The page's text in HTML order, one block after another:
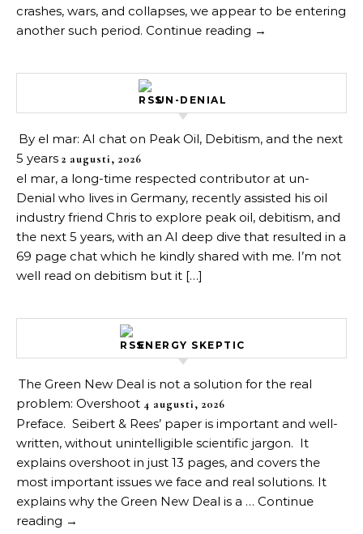
crashes, wars, and collapses, we appear to be entering
another such period. Continue reading →
UN-DENIAL
By el mar: AI chat on Peak Oil, Debitism, and the next
5 years 2 augusti, 2026
el mar, a long-time respected contributor at un-
Denial who lives in Germany, recently assisted his oil
industry friend Chris to explore peak oil, debitism, and
the next 5 years, with an AI deep dive that resulted in a
69 page chat which he kindly shared with me. I’m not
well read on debitism but it […]
ENERGY SKEPTIC
The Green New Deal is not a solution for the real
problem: Overshoot 4 augusti, 2026
Preface. Seibert & Rees’ paper is important and well-
written, without unintelligible scientific jargon. It
explains overshoot in just 13 pages, and covers the
most important issues we face and real solutions. It
explains why the Green New Deal is a … Continue
reading →